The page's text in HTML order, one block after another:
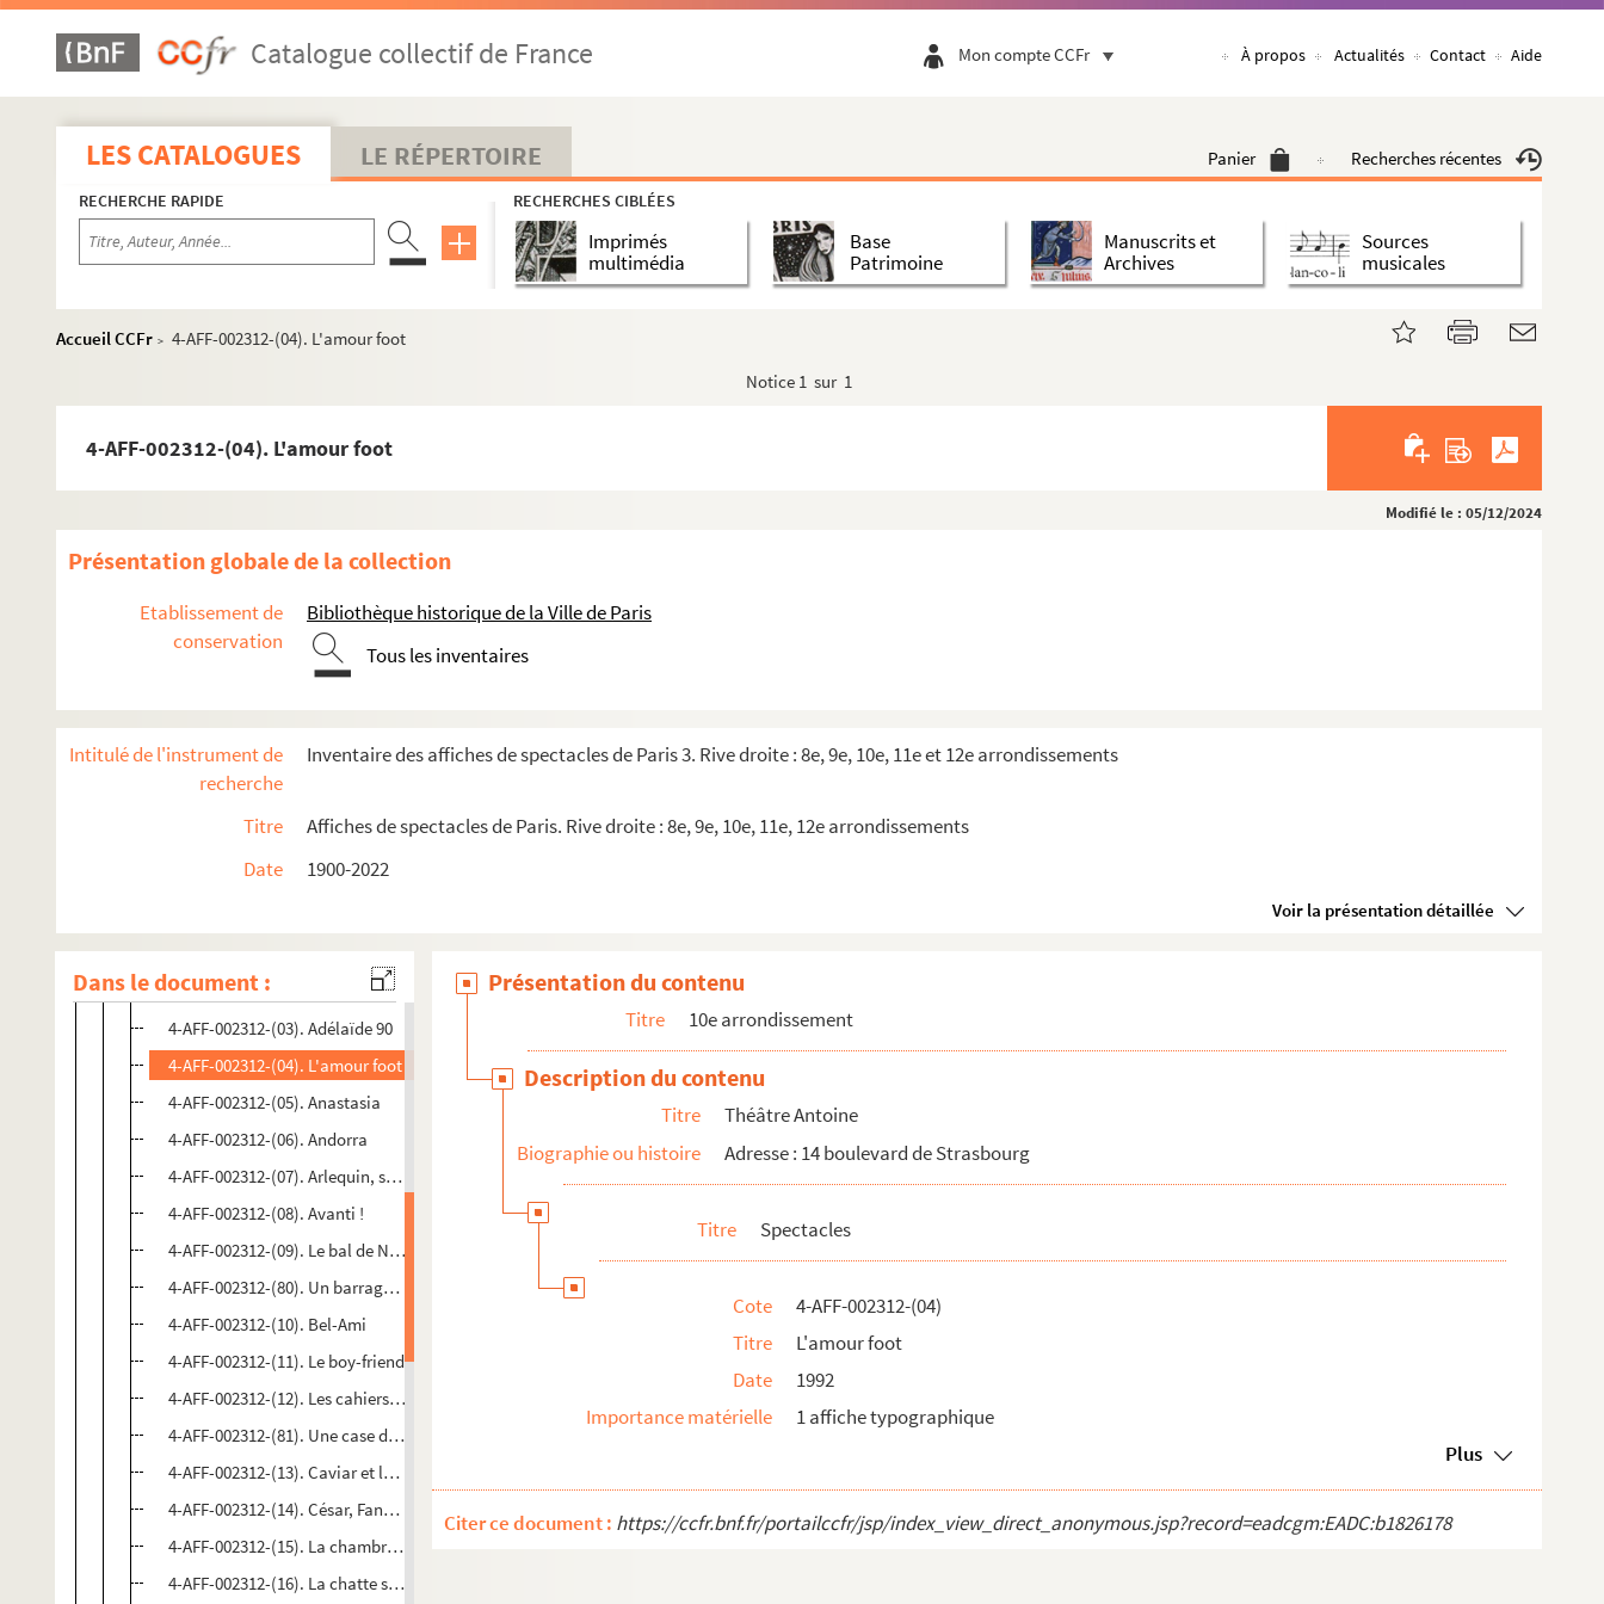
Catalogue collectif de France Mon compte CCFr À propos Actualités Contact Aide
LES CATALOGUES LE RÉPERTOIRE Panier Recherches récentes
RECHERCHE RAPIDE RECHERCHES CIBLÉES
Imprimés
multimédia
Base
Patrimoine
Manuscrits et
Archives
Sources
musicales
Accueil CCFr > 4-AFF-002312-(04). L'amour foot
Notice 1 sur 1
4-AFF-002312-(04). L'amour foot
Modifié le : 05/12/2024
Présentation globale de la collection
Etablissement de
conservation
Bibliothèque historique de la Ville de Paris
Tous les inventaires
Intitulé de l'instrument de
recherche
Inventaire des affiches de spectacles de Paris 3. Rive droite : 8e, 9e, 10e, 11e et 12e arrondissements
Titre
Affiches de spectacles de Paris. Rive droite : 8e, 9e, 10e, 11e, 12e arrondissements
Date
1900-2022
Voir la présentation détaillée
Dans le document :
8e arrondissement
9e arrondissement
L'Alhambra
L'Ambigu-comique
L'Archipel
Casino Saint-Martin
Centre culturel du 10e
Espace Jemmapes
Gymnase Trévise
Hôtel de Gouthière
La Java
La Mongole fière
Metamorphosis
Palais des glaces
Péniche du docteur Paradis
Le Splendid
Théâtre de l'Ambigu
4-AFF-002312-(01). À chacun sa vérité
4-AFF-002312-(02). A vos souhaits !
4-AFF-002312-(03). Adélaïde 90
4-AFF-002312-(04). L'amour foot
4-AFF-002312-(05). Anastasia
4-AFF-002312-(06). Andorra
4-AFF-002312-(07). Arlequin, serviteur de deux maîtres
4-AFF-002312-(08). Avanti !
4-AFF-002312-(09). Le bal de N'Dinga
4-AFF-002312-(80). Un barrage contre le Pacifique
4-AFF-002312-(10). Bel-Ami
4-AFF-002312-(11). Le boy-friend
4-AFF-002312-(12). Les cahiers tango
4-AFF-002312-(81). Une case de vide
4-AFF-002312-(13). Caviar et lentilles
4-AFF-002312-(14). César, Fanny, Marius
4-AFF-002312-(15). La chambre bleue
4-AFF-002312-(16). La chatte sur un toit brûlant
Présentation du contenu
Titre 10e arrondissement
Description du contenu
Titre
Théâtre Antoine
Biographie ou histoire
Adresse : 14 boulevard de Strasbourg
Titre Spectacles
Cote
4-AFF-002312-(04)
Titre
L'amour foot
Date
1992
Importance matérielle
1 affiche typographique
Plus
Citer ce document : https://ccfr.bnf.fr/portailccfr/jsp/index_view_direct_anonymous.jsp?record=eadcgm:EADC:b1826178